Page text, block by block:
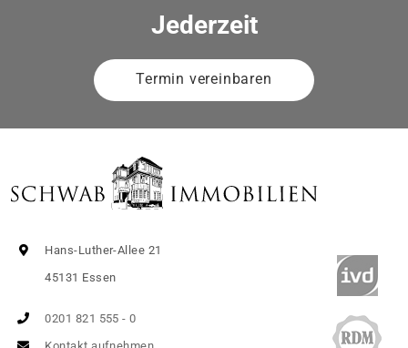
Jederzeit
Termin vereinbaren
Hans-Luther-Allee 21
45131 Essen
0201 821 555 - 0
Kontakt aufnehmen